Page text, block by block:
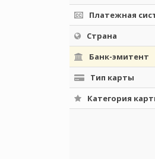
Платежная
Страна
Банк-эмитент
Тип карты
Категория